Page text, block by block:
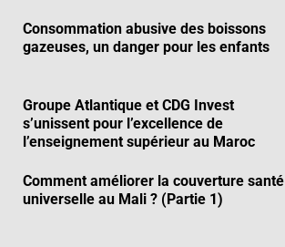
Consommation abusive des boissons
gazeuses, un danger pour les enfants
Groupe Atlantique et CDG Invest
s’unissent pour l’excellence de
l’enseignement supérieur au Maroc
Comment améliorer la couverture santé
universelle au Mali ? (Partie 1)